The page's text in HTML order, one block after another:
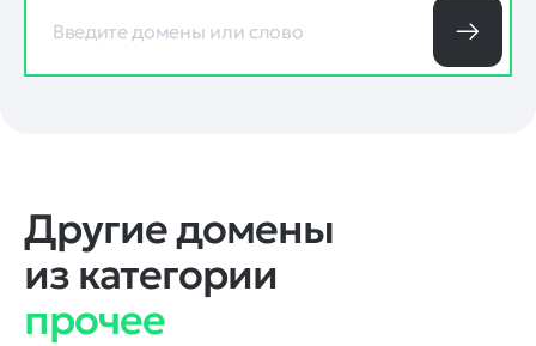
Другие домены
из категории
прочее